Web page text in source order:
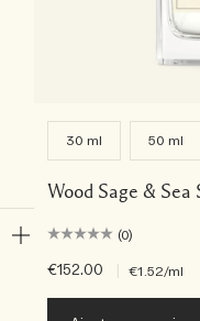
30 ml 50 ml
Wood Sage & Sea
(0)
€152.00 €1.52/ml